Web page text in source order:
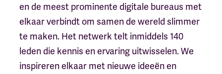
en de meest prominente digitale bureaus met
elkaar verbindt om samen de wereld slimmer
te maken. Het netwerk telt inmiddels 140
leden die kennis en ervaring uitwisselen. We
inspireren elkaar met nieuwe ideeën en